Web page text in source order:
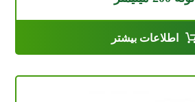
اطلاعات بیشتر